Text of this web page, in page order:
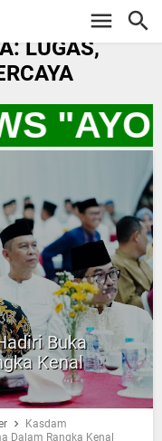
LUGAS,
"AYO
Buka
Kenal
Kasdam
Dalam Rangka Kenal